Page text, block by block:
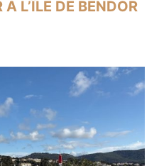
L’ÎLE DE BENDOR